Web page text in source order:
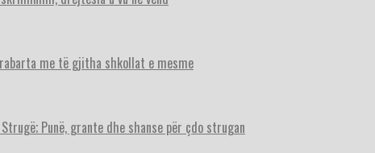
me të gjitha shkollat e mesme
Punë, grante dhe shanse për çdo strugan